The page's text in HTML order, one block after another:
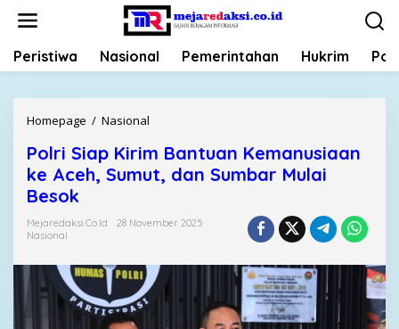
Peristiwa Nasional Pemerintahan Hukrim
Homepage / Nasional
l
r
i
p
K
Polri Siap Kirim Bantuan Kemanusiaan
ke Aceh, Sumut, dan Sumbar Mulai
Besok
Mejaredaksi.co.id
28 November 2025
Nasional